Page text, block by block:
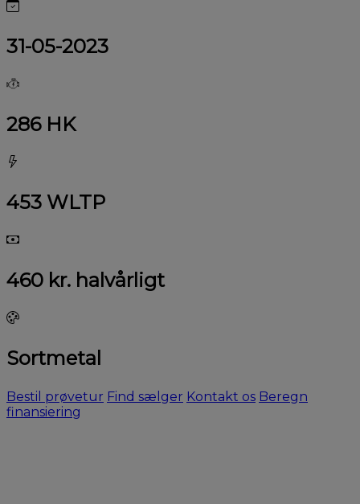
31-05-2023
286 HK
453 WLTP
460 kr. halvårligt
Sortmetal
Bestil prøvetur Find sælger Kontakt os Beregn
finansiering